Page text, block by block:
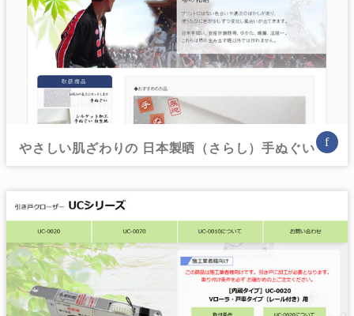
やさしい肌ざわりの 日本製晒（さらし）手ぬぐい f